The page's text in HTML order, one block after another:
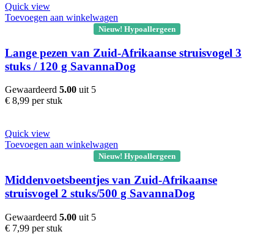
Quick view
Toevoegen aan winkelwagen
Nieuw! Hypoallergeen
Lange pezen van Zuid-Afrikaanse struisvogel 3
stuks / 120 g SavannaDog
Gewaardeerd 5.00 uit 5
€ 8,99 per stuk
Quick view
Toevoegen aan winkelwagen
Nieuw! Hypoallergeen
Middenvoetsbeentjes van Zuid-Afrikaanse
struisvogel 2 stuks/500 g SavannaDog
Gewaardeerd 5.00 uit 5
€ 7,99 per stuk